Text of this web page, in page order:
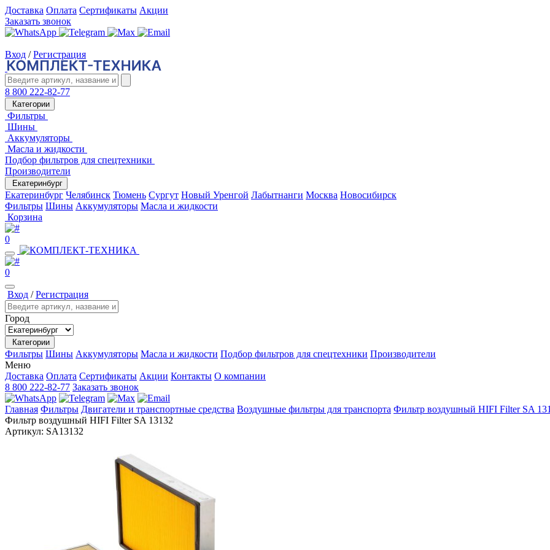
Доставка Оплата Сертификаты Акции
Заказать звонок
Вход / Регистрация
8 800 222-82-77
Категории
Фильтры
Шины
Аккумуляторы
Масла и жидкости
Подбор фильтров для спецтехники
Производители
Екатеринбург
Екатеринбург Челябинск Тюмень Сургут Новый Уренгой Лабытнанги Москва Новосибирск
Фильтры Шины Аккумуляторы Масла и жидкости
Корзина
0
0
Вход /Регистрация
Город
Категории
Фильтры Шины Аккумуляторы Масла и жидкости Подбор фильтров для спецтехники Производители
Меню
Доставка Оплата Сертификаты Акции Контакты О компании
8 800 222-82-77 Заказать звонок
Главная Фильтры Двигатели и транспортные средства Воздушные фильтры для транспорта Фильтр воздушный HIFI Filter SA
Фильтр воздушный HIFI Filter SA 13132
Артикул: SA13132